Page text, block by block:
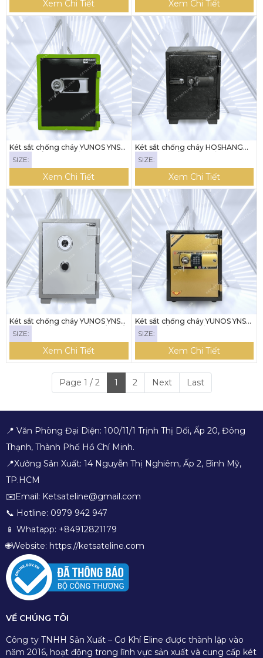
Xem Chi Tiết Xem Chi Tiết
Két sắt chống cháy YUNOS YNS-
52E ( KHÓA ĐIỆN TỬ)
SIZE:
Xem Chi Tiết
Két sắt chống cháy HOSHANG
HS-69E (KHÓA ĐIỆN TỬ)
SIZE:
Xem Chi Tiết
Két sắt chống cháy YUNOS YNS-
ĐT)
SIZE:
Xem Chi Tiết
Két sắt chống cháy YUNOS YNS-
SIZE:
Xem Chi Tiết
Page 1 / 2 1 2 Next Last
📍 Văn Phòng Đại Diện: 100/11/1 Trịnh Thị Dối, Ấp 20, Đông
Thạnh, Thành Phố Hồ Chí Minh.
📍Xưởng Sản Xuất: 14 Nguyễn Thị Nghiêm, Ấp 2, Bình Mỹ,
TP.HCM
✉️Email: Ketsateline@gmail.com
📞 Hotline: 0979 942 947
📱 Whatapp: +84912821179
🌐Website: https://ketsateline.com
VỀ CHÚNG TÔI
Công ty TNHH Sản Xuất – Cơ Khí Eline được thành lập vào
năm 2016, hoạt động trong lĩnh vực sản xuất và cung cấp két